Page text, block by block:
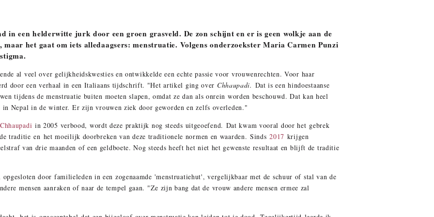
een helderwitte jurk door een groen grasveld. De zon schijnt en er is geen wolkje aan de
het gaat om iets alledaagsers: menstruatie. Volgens onderzoekster Maria Carmen Punzi
al veel over gelijkheidskwesties en ontwikkelde een echte passie voor vrouwenrechten. Voor haar
door een verhaal in een Italiaans tijdschrift. "Het artikel ging over Chhaupadi. Dat is een hindoestaanse
tijdens de menstruatie buiten moeten slapen, omdat ze dan als onrein worden beschouwd. Dat kan heel
Nepal in de winter. Er zijn vrouwen ziek door geworden en zelfs overleden."
Chhaupadi in 2005 verbood, wordt deze praktijk nog steeds uitgeoefend. Dat kwam vooral door het gebrek
traditie en het moeilijk doorbreken van deze traditionele normen en waarden. Sinds2017 krijgen
van drie maanden of een geldboete. Nog steeds heeft het niet het gewenste resultaat en blijft de traditie
door familieleden in een zogenaamde 'menstruatiehut', vergelijkbaar met de schuur of stal van de
mensen aanraken of naar de tempel gaan. "Ze zijn bang dat de vrouw andere mensen ermee zal